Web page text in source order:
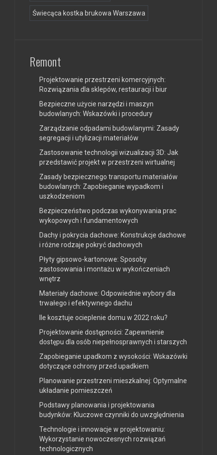
Świecąca kostka brukowa Warszawa
Remont
Projektowanie przestrzeni komercyjnych:
Rozwiązania dla sklepów, restauracji i biur
Bezpieczne użycie narzędzi i maszyn
budowlanych: Wskazówki i procedury
Zarządzanie odpadami budowlanymi: Zasady
segregacji i utylizacji materiałów
Zastosowanie technologii wizualizacji 3D: Jak
przedstawić projekt w przestrzeni wirtualnej
Zasady bezpiecznego transportu materiałów
budowlanych: Zapobieganie wypadkom i
uszkodzeniom
Bezpieczeństwo podczas wykonywania prac
wykopowych i fundamentowych
Dachy i pokrycia dachowe: Konstrukcje dachowe
i różne rodzaje pokryć dachowych
Płyty gipsowo-kartonowe: Sposoby
zastosowania i montażu w wykończeniach
wnętrz
Materiały dachowe: Odpowiednie wybory dla
trwałego i efektywnego dachu
Ile kosztuje ocieplenie domu w 2022 roku?
Projektowanie dostępności: Zapewnienie
dostępu dla osób niepełnosprawnych i starszych
Zapobieganie upadkom z wysokości: Wskazówki
dotyczące ochrony przed upadkiem
Planowanie przestrzeni mieszkalnej: Optymalne
układanie pomieszczeń
Podstawy planowania i projektowania
budynków: Kluczowe czynniki do uwzględnienia
Technologie i innowacje w projektowaniu:
Wykorzystanie nowoczesnych rozwiązań
technologicznych